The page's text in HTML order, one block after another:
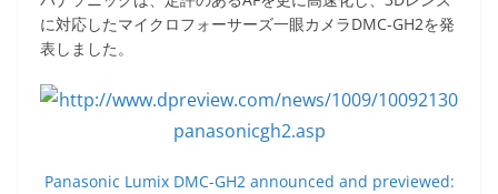
に対応したマイクロフォーサーズ一眼カメラDMC-GH2を発
表しました。
Panasonic Lumix DMC-GH2 announced and previewed: